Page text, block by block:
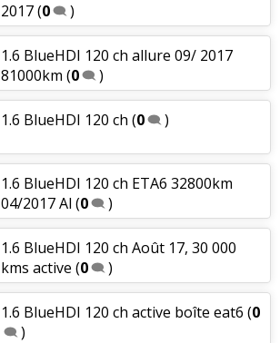
2017(0 )
1.6 BlueHDI 120 ch allure 09/ 2017
81000km (0 )
1.6 BlueHDI 120 ch (0 )
1.6 BlueHDI 120 ch ETA6 32800km
04/2017 Al (0 )
1.6 BlueHDI 120 ch Août 17, 30 000
kms active (0 )
1.6 BlueHDI 120 ch active boîte eat6 (0
)